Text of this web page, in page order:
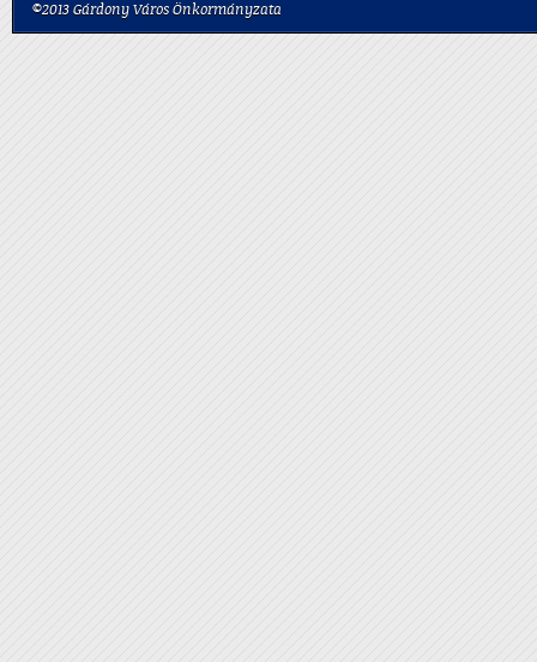
©2013 Gárdony Város Önkormányzata